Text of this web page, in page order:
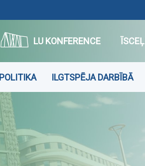
LU KONFERENCE ĪSCEĻI
ILGTSPĒJA DARBĪBĀ